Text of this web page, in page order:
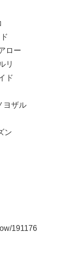
ロー
リ
ド
ザル
ン
191176